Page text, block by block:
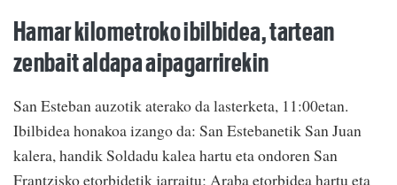
Hamar kilometroko ibilbidea, tartean
zenbait aldapa aipagarrirekin
San Esteban auzotik aterako da lasterketa, 11:00etan.
Ibilbidea honakoa izango da: San Estebanetik San Juan
kalera, handik Soldadu kalea hartu eta ondoren San
Frantzisko etorbidetik jarraitu; Araba etorbidea hartu eta